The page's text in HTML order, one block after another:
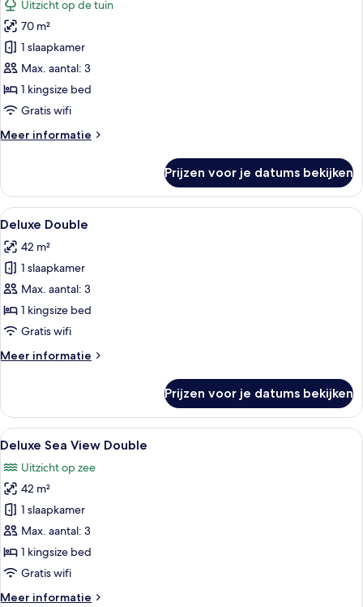
voor
Villa
laden
Uitzicht op de tuin
70 m²
1 slaapkamer
Max. aantal: 3
1 kingsize bed
Gratis wifi
Meer informatie
Meer
Prijzen voor je datums bekijken
Alle
foto's
voor
Deluxe
Double
laden
Een moderne hotelkamer met een
8
Deluxe Double
42 m²
1 slaapkamer
Max. aantal: 3
1 kingsize bed
Gratis wifi
Meer informatie
Meer
Double
Prijzen voor je datums bekijken
Alle
foto's
voor
Deluxe
Sea
View
Double
laden
Een moderne hotelkamer met een
8
Deluxe Sea View Double
Uitzicht op zee
42 m²
1 slaapkamer
Max. aantal: 3
1 kingsize bed
Gratis wifi
Meer informatie
Meer